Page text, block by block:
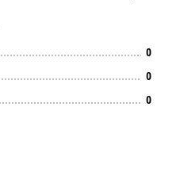
0
0
0